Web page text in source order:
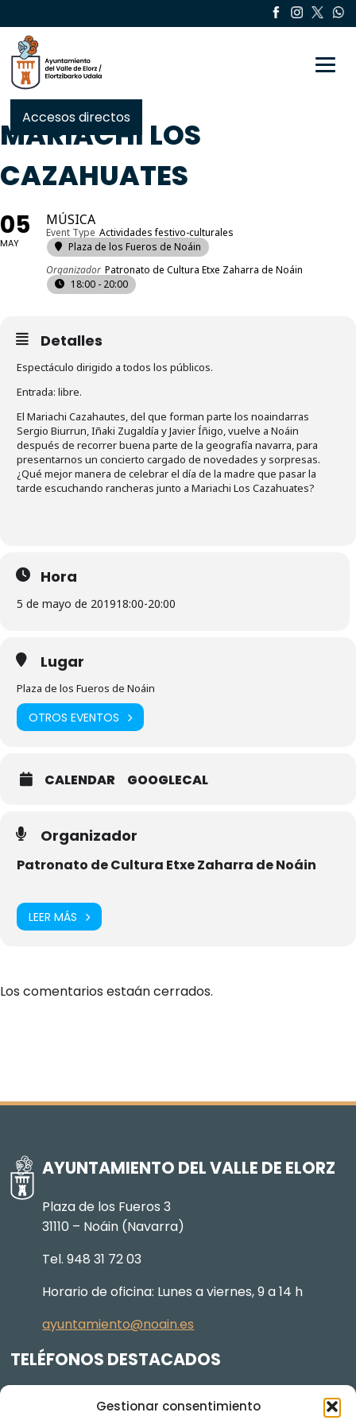
Gestionar consentimiento
Accesos directos
MARIACHI LOS
CAZAHUATES
05
MAY
MÚSICA
Event Type Actividades festivo-culturales
Plaza de los Fueros de Noáin
Organizador Patronato de Cultura Etxe Zaharra de Noáin
18:00 - 20:00
Detalles
Espectáculo dirigido a todos los públicos.
Entrada: libre.
El Mariachi Cazahautes, del que forman parte los noaindarras
Sergio Biurrun, Iñaki Zugaldía y Javier Íñigo, vuelve a Noáin
después de recorrer buena parte de la geografía navarra, para
presentarnos un concierto cargado de novedades y sorpresas.
¿Qué mejor manera de celebrar el día de la madre que pasar la
tarde escuchando rancheras junto a Mariachi Los Cazahuates?
Hora
5 de mayo de 201918:00-20:00
Lugar
Plaza de los Fueros de Noáin
OTROS EVENTOS
CALENDAR GOOGLECAL
Organizador
Patronato de Cultura Etxe Zaharra de Noáin
LEER MÁS
Los comentarios estaán cerrados.
AYUNTAMIENTO DEL VALLE DE ELORZ
Plaza de los Fueros 3
31110 – Noáin (Navarra)
Tel. 948 31 72 03
Horario de oficina: Lunes a viernes, 9 a 14 h
ayuntamiento@noain.es
TELÉFONOS DESTACADOS
605 834 045